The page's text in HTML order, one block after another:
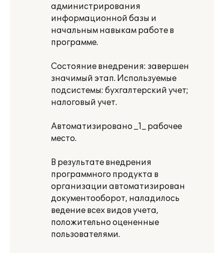
администрирования
информационной базы и
начальным навыкам работе в
программе.
Состояние внедрения: завершен
значимый этап. Используемые
подсистемы: бухгалтерский учет;
налоговый учет.
Автоматизировано _1_ рабочее
место.
В результате внедрения
программного продукта в
организации автоматизирован
документооборот, наладилось
ведение всех видов учета,
положительно оцененные
пользователями.